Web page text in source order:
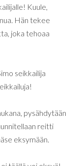
Kuule,
Hän tekee
joka tehoaa
seikkailija
pysähdytään
reitti
eksymään.